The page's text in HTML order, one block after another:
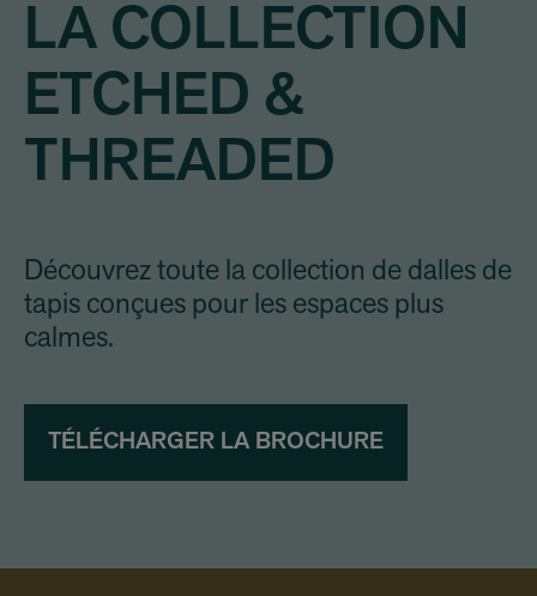
LA COLLECTION
ETCHED &
THREADED
Découvrez toute la collection de dalles de
tapis conçues pour les espaces plus
calmes.
TÉLÉCHARGER LA BROCHURE